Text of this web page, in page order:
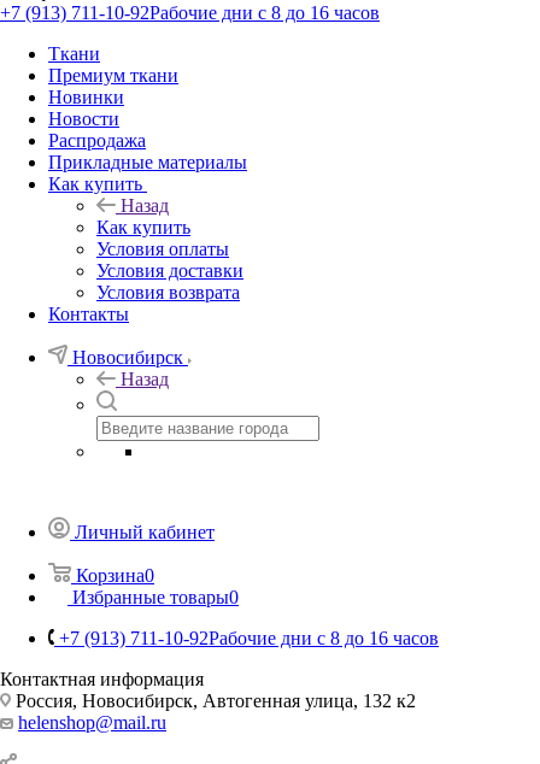
+7 (913) 711-10-92Рабочие дни с 8 до 16 часов
Ткани
Премиум ткани
Новинки
Новости
Распродажа
Прикладные материалы
Как купить
Назад
Как купить
Условия оплаты
Условия доставки
Условия возврата
Контакты
Новосибирск
Назад
Личный кабинет
Корзина0
Избранные товары0
+7 (913) 711-10-92Рабочие дни с 8 до 16 часов
Контактная информация
Россия, Новосибирск, Автогенная улица, 132 к2
helenshop@mail.ru